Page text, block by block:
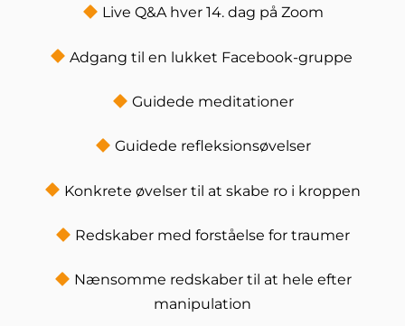
Live Q&A hver 14. dag på Zoom
Adgang til en lukket Facebook-gruppe
Guidede meditationer
Guidede refleksionsøvelser
Konkrete øvelser til at skabe ro i kroppen
Redskaber med forståelse for traumer
Nænsomme redskaber til at hele efter
manipulation